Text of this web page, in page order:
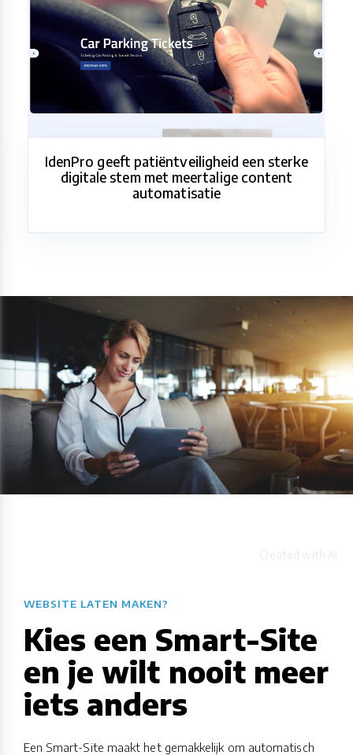
IdenPro geeft patiëntveiligheid een sterke
digitale stem met meertalige content
automatisatie
WEBSITE LATEN MAKEN?
Kies een Smart-Site
en je wilt nooit meer
iets anders
Een Smart-Site maakt het gemakkelijk om automatisch